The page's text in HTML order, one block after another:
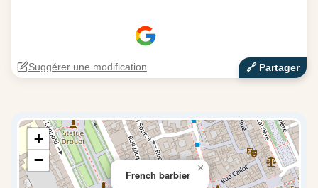
🔗‍️ Partager
Suggérer une modification
French barbier
×
+
−